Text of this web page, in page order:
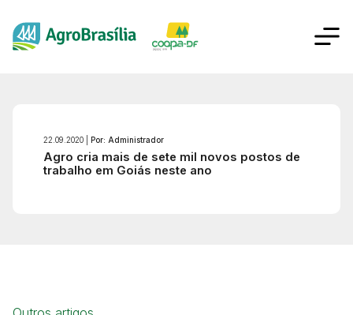
22.09.2020 | Por: Administrador
Agro cria mais de sete mil novos postos de
trabalho em Goiás neste ano